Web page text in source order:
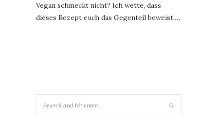
Vegan schmeckt nicht? Ich wette, dass
dieses Rezept euch das Gegenteil beweist.…